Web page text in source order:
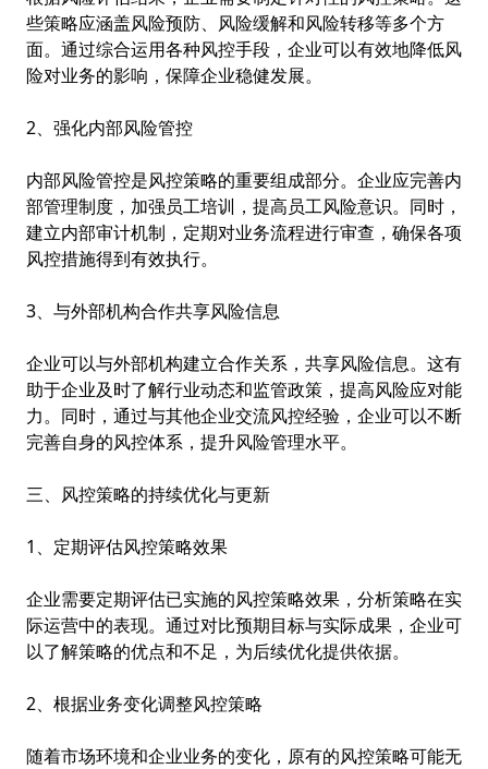
些策略应涵盖风险预防、风险缓解和风险转移等多个方
面。通过综合运用各种风控手段，企业可以有效地降低风
险对业务的影响，保障企业稳健发展。
2、强化内部风险管控
内部风险管控是风控策略的重要组成部分。企业应完善内
部管理制度，加强员工培训，提高员工风险意识。同时，
建立内部审计机制，定期对业务流程进行审查，确保各项
风控措施得到有效执行。
3、与外部机构合作共享风险信息
企业可以与外部机构建立合作关系，共享风险信息。这有
助于企业及时了解行业动态和监管政策，提高风险应对能
力。同时，通过与其他企业交流风控经验，企业可以不断
完善自身的风控体系，提升风险管理水平。
三、风控策略的持续优化与更新
1、定期评估风控策略效果
企业需要定期评估已实施的风控策略效果，分析策略在实
际运营中的表现。通过对比预期目标与实际成果，企业可
以了解策略的优点和不足，为后续优化提供依据。
2、根据业务变化调整风控策略
随着市场环境和企业业务的变化，原有的风控策略可能无